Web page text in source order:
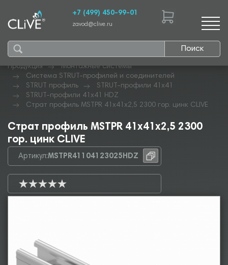
Поиск
+7 (499) 450-99-01
zavod@clive.ru
Продукция
Монтажные системы
Система STRUT-профилей и соединителей
STRUT профиль
STRUT-профили 41х41
STRUT-профили 41х41 HDZ
Страт профиль MSTPR 41х41х2,5 2300 гор. цинк CLIVE
Страт профиль MSTPR 41х41х2,5 2300
гор. цинк CLIVE
Артикул:MSTPR41104123025HDZ